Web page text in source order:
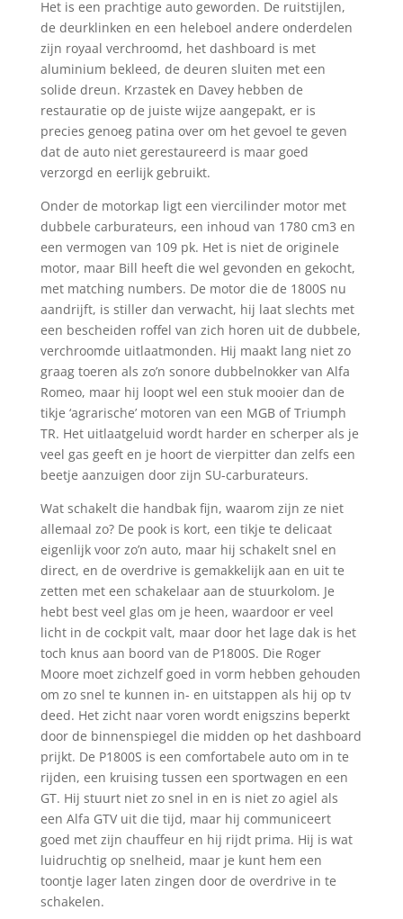
Het is een prachtige auto geworden. De ruitstijlen,
de deurklinken en een heleboel andere onderdelen
zijn royaal verchroomd, het dashboard is met
aluminium bekleed, de deuren sluiten met een
solide dreun. Krzastek en Davey hebben de
restauratie op de juiste wijze aangepakt, er is
precies genoeg patina over om het gevoel te geven
dat de auto niet gerestaureerd is maar goed
verzorgd en eerlijk gebruikt.
Onder de motorkap ligt een viercilinder motor met
dubbele carburateurs, een inhoud van 1780 cm3 en
een vermogen van 109 pk. Het is niet de originele
motor, maar Bill heeft die wel gevonden en gekocht,
met matching numbers. De motor die de 1800S nu
aandrijft, is stiller dan verwacht, hij laat slechts met
een bescheiden roffel van zich horen uit de dubbele,
verchroomde uitlaatmonden. Hij maakt lang niet zo
graag toeren als zo’n sonore dubbelnokker van Alfa
Romeo, maar hij loopt wel een stuk mooier dan de
tikje ‘agrarische’ motoren van een MGB of Triumph
TR. Het uitlaatgeluid wordt harder en scherper als je
veel gas geeft en je hoort de vierpitter dan zelfs een
beetje aanzuigen door zijn SU-carburateurs.
Wat schakelt die handbak fijn, waarom zijn ze niet
allemaal zo? De pook is kort, een tikje te delicaat
eigenlijk voor zo’n auto, maar hij schakelt snel en
direct, en de overdrive is gemakkelijk aan en uit te
zetten met een schakelaar aan de stuurkolom. Je
hebt best veel glas om je heen, waardoor er veel
licht in de cockpit valt, maar door het lage dak is het
toch knus aan boord van de P1800S. Die Roger
Moore moet zichzelf goed in vorm hebben gehouden
om zo snel te kunnen in- en uitstappen als hij op tv
deed. Het zicht naar voren wordt enigszins beperkt
door de binnenspiegel die midden op het dashboard
prijkt. De P1800S is een comfortabele auto om in te
rijden, een kruising tussen een sportwagen en een
GT. Hij stuurt niet zo snel in en is niet zo agiel als
een Alfa GTV uit die tijd, maar hij communiceert
goed met zijn chauffeur en hij rijdt prima. Hij is wat
luidruchtig op snelheid, maar je kunt hem een
toontje lager laten zingen door de overdrive in te
schakelen.